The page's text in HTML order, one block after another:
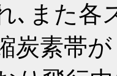
､また各
炭素帯が